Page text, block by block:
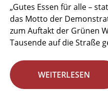
„Gutes Essen für alle –
das Motto der
zum Auftakt der Grünen
Tausende auf die Straße
WEITERLESEN